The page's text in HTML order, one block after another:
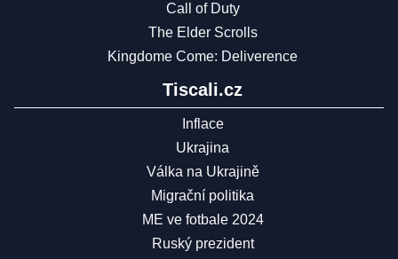
Call of Duty
The Elder Scrolls
Kingdome Come: Deliverence
Tiscali.cz
Inflace
Ukrajina
Válka na Ukrajině
Migrační politika
ME ve fotbale 2024
Ruský prezident